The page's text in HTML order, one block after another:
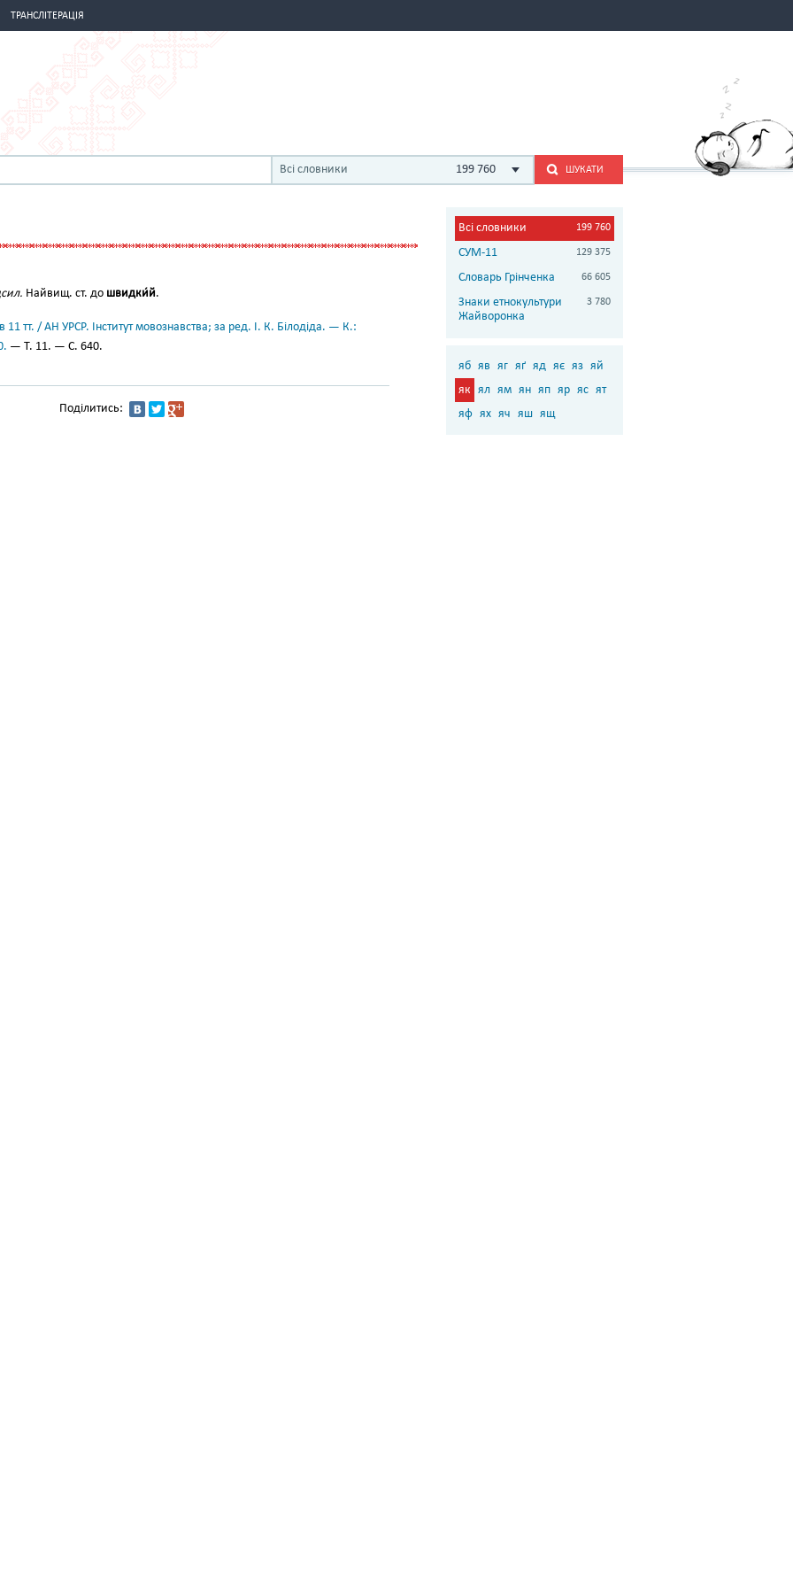
ТРАНСЛІТЕРАЦІЯ
Всі словники 199 760 ШУКАТИ
Найвищ. ст. до швидки́й.
11 тт. / АН УРСР. Інститут мовознавства; за ред. І. К. Білодіда. — К.:
— Т. 11. — С. 640.
Поділитись:
Всі словники 199 760
СУМ-11 129 375
Словарь Грінченка 66 605
Знаки етнокультури
Жайворонка
3 780
яб яв яг яґ яд яє яз яй
як ял ям ян яп яр яс ят
яф ях яч яш ящ